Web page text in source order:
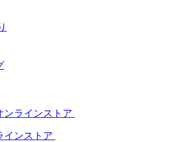
ンラインストア
インストア